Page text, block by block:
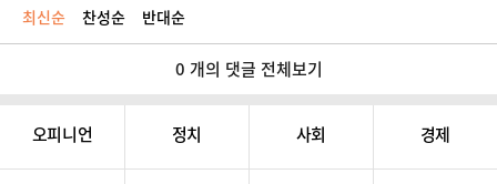
최신순 찬성순 반대순
0 개의 댓글 전체보기
오피니언 정치 사회 경제